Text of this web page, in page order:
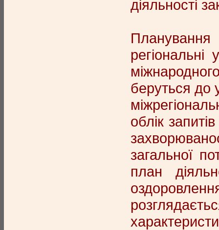
діяльності
беруться до
облік
загальної
план